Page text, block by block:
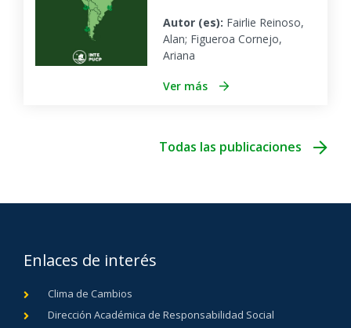
Autor (es): Fairlie Reinoso,
Alan; Figueroa Cornejo,
Ariana
Ver más
Todas las publicaciones
Enlaces de interés
Clima de Cambios
Dirección Académica de Responsabilidad Social